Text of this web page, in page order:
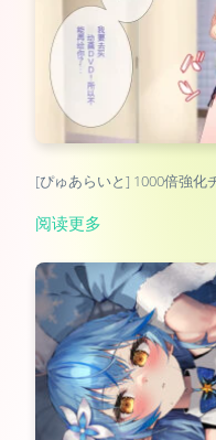
[ぴゅあらいと] 1000倍強化
阅读更多